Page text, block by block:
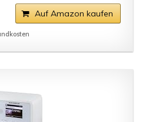
Auf Amazon kaufen